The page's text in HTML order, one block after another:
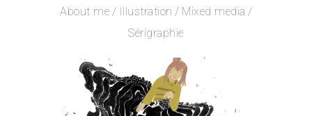
About me Illustration
Mixed media
Sérigraphie